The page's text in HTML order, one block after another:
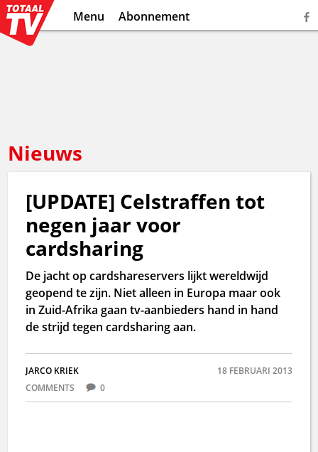
Menu Abonnement
Nieuws
[UPDATE] Celstraffen tot
negen jaar voor
cardsharing
De jacht op cardshareservers lijkt wereldwijd
geopend te zijn. Niet alleen in Europa maar ook
in Zuid-Afrika gaan tv-aanbieders hand in hand
de strijd tegen cardsharing aan.
JARCO KRIEK
18 FEBRUARI 2013
COMMENTS
0